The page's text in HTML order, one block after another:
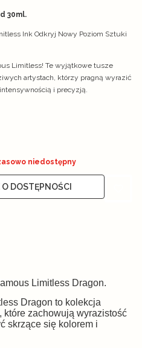
30ml.
Ink Odkryj Nowy Poziom Sztuki
Limitless! Te wyjątkowe tusze
artystach, którzy pragną wyrazić
i precyzją.
niedostępny
DOSTĘPNOŚCI
Limitless Dragon.
Dragon to kolekcja
które zachowują wyrazistość
skrzące się kolorem i